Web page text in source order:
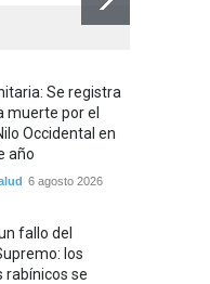
Se registra
muerte por el
Occidental en
año
6 agosto 2026
fallo del
los
rabínicos se